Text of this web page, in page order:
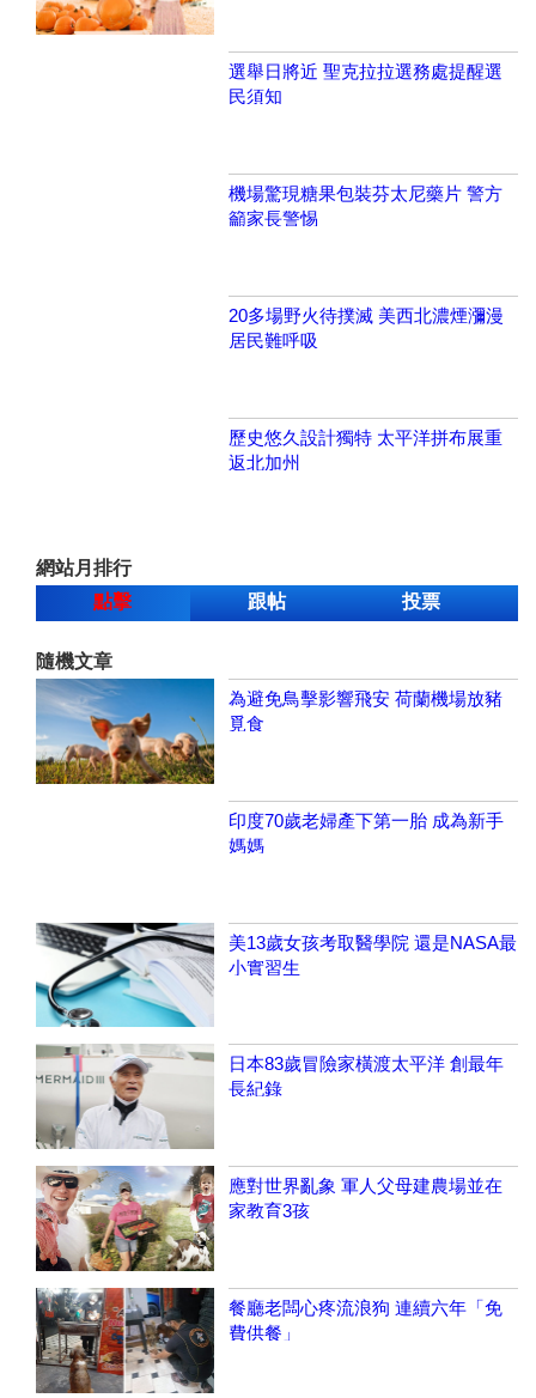
選舉日將近 聖克拉拉選務處提醒選
民須知
機場驚現糖果包裝芬太尼藥片 警方
籲家長警惕
20多場野火待撲滅 美西北濃煙瀰漫
居民難呼吸
歷史悠久設計獨特 太平洋拼布展重
返北加州
網站月排行
點擊
跟帖 投票
隨機文章
為避免鳥擊影響飛安 荷蘭機場放豬
覓食
印度70歲老婦產下第一胎 成為新手
媽媽
美13歲女孩考取醫學院 還是NASA最
小實習生
日本83歲冒險家橫渡太平洋 創最年
長紀錄
應對世界亂象 軍人父母建農場並在
家教育3孩
餐廳老闆心疼流浪狗 連續六年「免
費供餐」